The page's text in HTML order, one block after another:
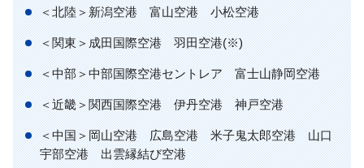
＜北陸＞新潟空港 富山空港 小松空港
＜関東＞成田国際空港 羽田空港(※)
＜中部＞中部国際空港セントレア 富士山静岡空港
＜近畿＞関西国際空港 伊丹空港 神戸空港
＜中国＞岡山空港 広島空港 米子鬼太郎空港 山口
宇部空港 出雲縁結び空港